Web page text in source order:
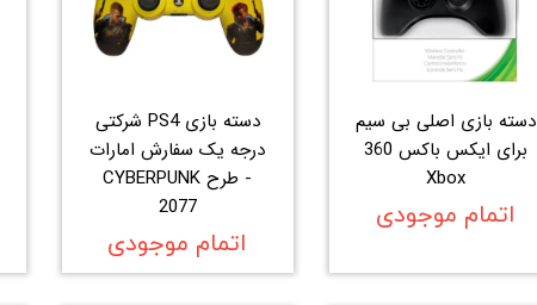
دسته بازی اصلی بی سیم
برای ایکس باکس 360
Xbox
اتمام موجودی
دسته بازی PS4 شرکتی
درجه یک سفارش امارات
- طرح CYBERPUNK
2077
اتمام موجودی